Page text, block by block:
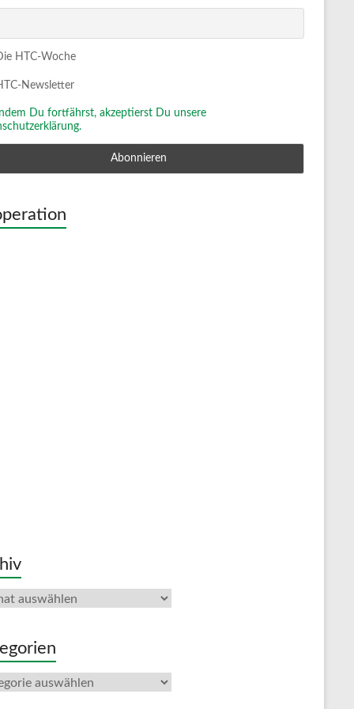
HTC-Woche
Newsletter
Indem Du fortfährst, akzeptierst Du unsere